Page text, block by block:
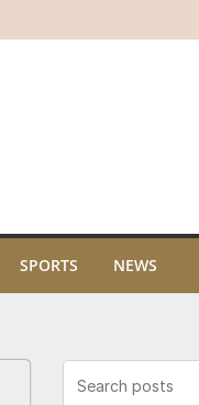
SPORTS NEWS